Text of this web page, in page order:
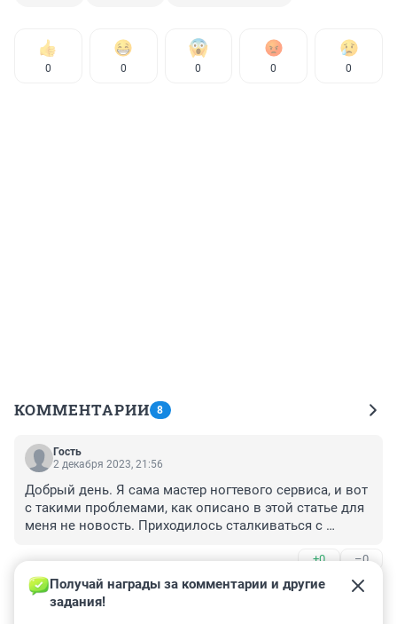
0 0 0 0 0
КОММЕНТАРИИ 8
Гость
2 декабря 2023, 21:56
Добрый день. Я сама мастер ногтевого сервиса, и вот
с такими проблемами, как описано в этой статье для
меня не новость. Приходилось сталкиваться с
к мастеру, что даже и работать не хочеться. Сейчас у
меня свой кабинет, я работаю не в салоне, стараюсь
фильтровать клиентов, т. к. нервы трепать не хочется.
+0 –0
Гость
16 ноября 2023, 16:14
Получай награды за комментарии и другие
задания!